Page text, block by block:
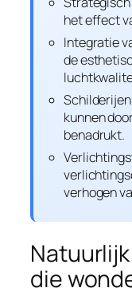
het effect
Integratie
de
kunnen
benadrukt.
verhogen
die